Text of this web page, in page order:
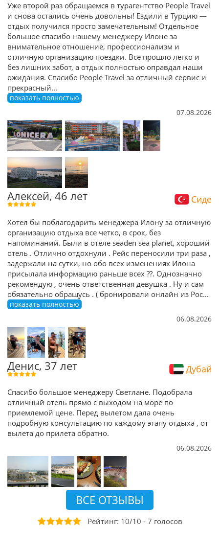
Уже второй раз обращаемся в турагентство People Travel
и снова остались очень довольны! Ездили в Турцию —
отдых получился просто замечательным! Отдельное
большое спасибо нашему менеджеру Илоне за
внимательное отношение, профессионализм и
отличную организацию поездки. Всё прошло легко и
без лишних забот, а отдых полностью оправдал наши
ожидания. Спасибо People Travel за отличный сервис и
прекрасный...
показать полностью
07.08.2026
Алексей, 46 лет Сиде
Хотел бы поблагодарить менеджера Илону за отличную
организацию отдыха все четко, в срок, без
напоминаний. Были в отеле seaden sea planet, хороший
отель . Отлично отдохнули . Рейс переносили три раза ,
задержали на сутки, но обо всех изменениях Илона
присылала информацию раньше всех ??. Однозначно
рекомендую , очень ответственная девушка . Ну и сам
обязательно обращусь . ( бронировали онлайн из Рос...
показать полностью
06.08.2026
Денис, 37 лет Дубай
Спасибо большое менеджеру Светлане. Подобрала
отличный отель прямо с выходом на море по
приемлемой цене. Перед вылетом дала очень
подробную консультацию по каждому этапу отдыха , от
вылета до прилета обратно.
06.08.2026
ВСЕ ОТЗЫВЫ
Рейтинг: 10/10 - 7 голосов